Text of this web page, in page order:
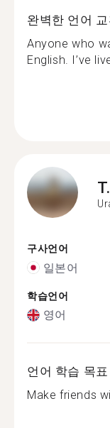
완벽한 언어
Anyone who
English. I’ve
T.
구사언어
일본어
학습언어
영어
언어 학습 목표
Make friends